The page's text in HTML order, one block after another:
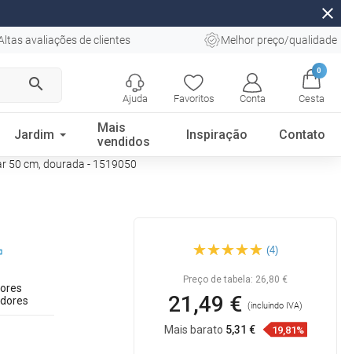
close
avaliações de clientes Melhor preço/qualidade
search
Favoritos Conta
0
Cesta
Ajuda
Jardim
Mais
vendidos
Inspiração Contato
50 cm, dourada - 1519050
em 1 para ralo linear 50 cm,
(4)
Preço de tabela: 26,80 €
21,49 €(incluindo IVA)
Mais barato 5,31 € 19,81%